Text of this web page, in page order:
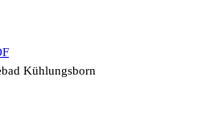
Kühlungsborn